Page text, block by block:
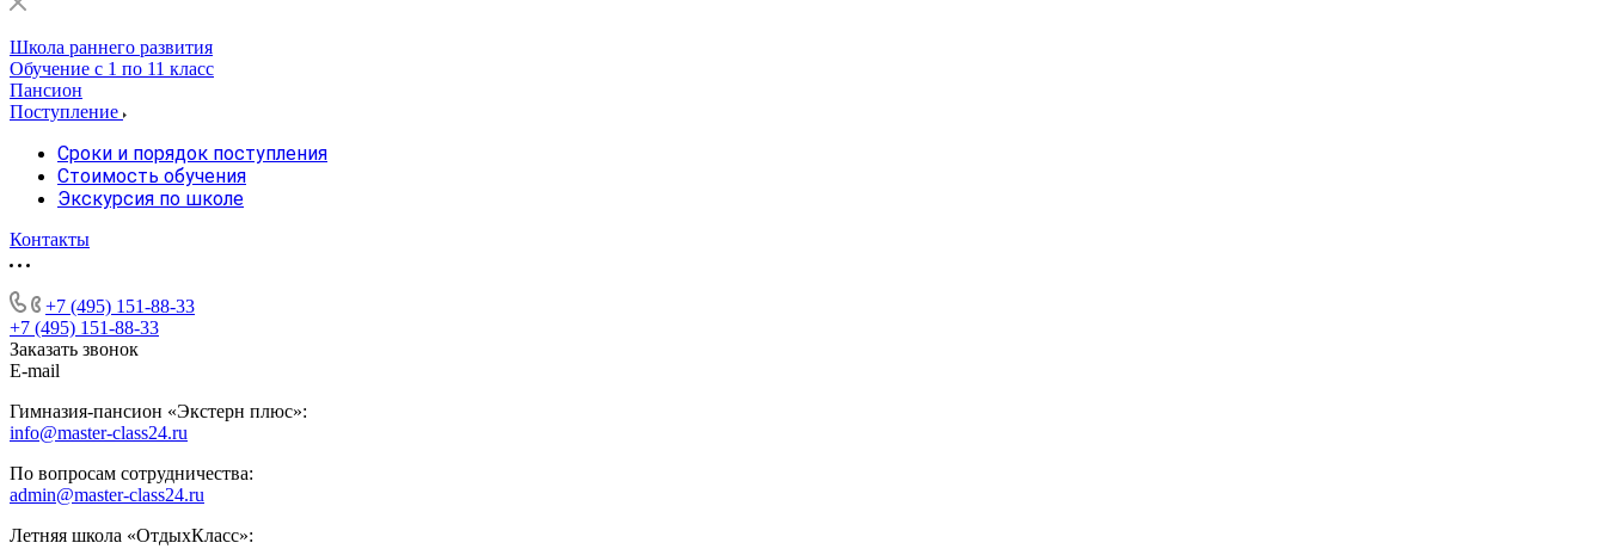
Школа раннего развития
Обучение с 1 по 11 класс
Пансион
Поступление
Сроки и порядок поступления
Стоимость обучения
Экскурсия по школе
Контакты
+7 (495) 151-88-33
+7 (495) 151-88-33
Заказать звонок
E-mail
Гимназия-пансион «Экстерн плюс»:
info@master-class24.ru
По вопросам сотрудничества:
admin@master-class24.ru
Летняя школа «ОтдыхКласс»: